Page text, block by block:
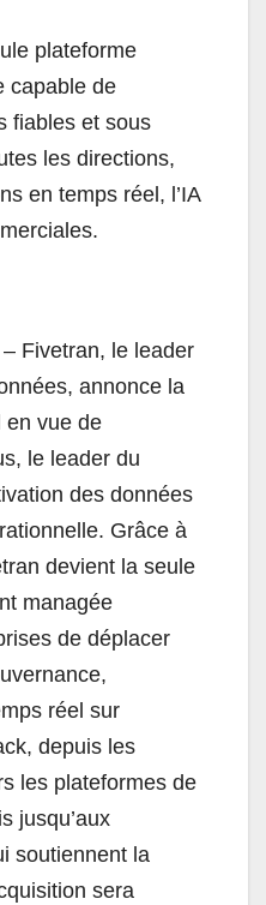
plateforme
capable de
fiables et sous
les directions,
en temps réel, l’IA
Fivetran, le leader
annonce la
en vue de
le leader du
des données
Grâce à
devient la seule
managée
de déplacer
réel sur
depuis les
les plateformes de
jusqu’aux
soutiennent la
sera